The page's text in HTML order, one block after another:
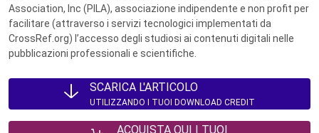
Association, Inc (PILA), associazione indipendente e non profit per
facilitare (attraverso i servizi tecnologici implementati da
CrossRef.org) l’accesso degli studiosi ai contenuti digitali nelle
pubblicazioni professionali e scientifiche.
SCARICA L'ARTICOLO
UTILIZZANDO I TUOI DOWNLOAD CREDIT
ACQUISTA QUI I TUOI